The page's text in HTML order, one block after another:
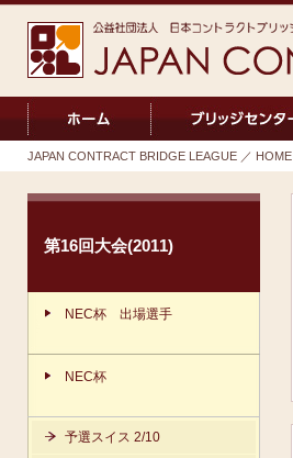
JAPAN CONTRACT BRIDGE LEAGUE ／ HOME
第16回大会(2011)
NEC杯 出場選手
NEC杯
予選スイス 2/10